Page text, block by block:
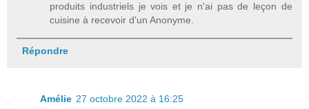
produits industriels je vois et je n'ai pas de leçon de
cuisine à recevoir d'un Anonyme.
Répondre
Amélie 27 octobre 2022 à 16:25